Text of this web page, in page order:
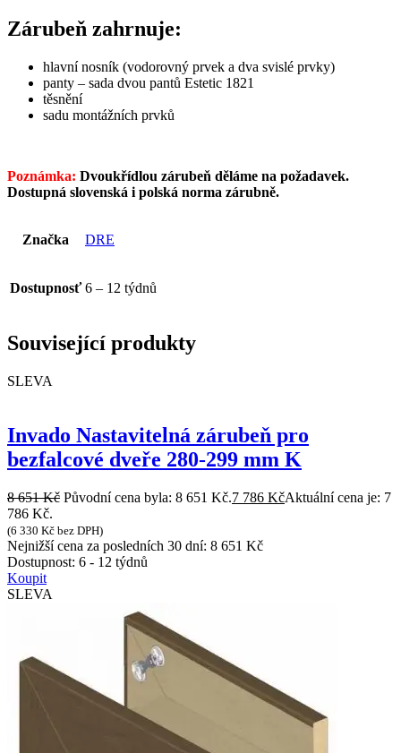
Zárubeň zahrnuje:
hlavní nosník (vodorovný prvek a dva svislé prvky)
panty – sada dvou pantů Estetic 1821
těsnění
sadu montážních prvků
Poznámka: Dvoukřídlou zárubeň děláme na požadavek.
Dostupná slovenská i polská norma zárubně.
Značka DRE
Dostupnosť 6 – 12 týdnů
Související produkty
SLEVA
Invado Nastavitelná zárubeň pro
bezfalcové dveře 280-299 mm K
8 651Kč Původní cena byla: 8 651 Kč.7 786 KčAktuální cena je: 7
786 Kč.
(6 330 Kč bez DPH)
Nejnižší cena za posledních 30 dní: 8 651 Kč
Dostupnost: 6 - 12 týdnů
Koupit
SLEVA